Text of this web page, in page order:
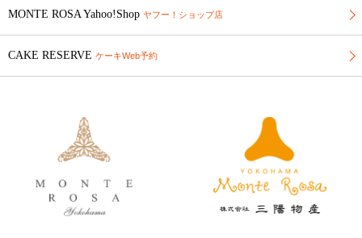
MONTE ROSA Yahoo!Shop ヤフー！ショップ店
CAKE RESERVE ケーキWeb予約